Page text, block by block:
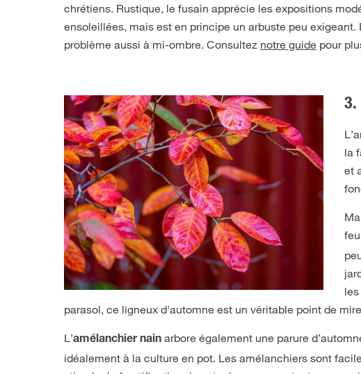
chrétiens. Rustique, le fusain apprécie les expositions
ensoleillées, mais est en principe un arbuste peu exigeant.
problème aussi à mi-ombre. Consultez notre guide pour
3.
la
et
parasol, ce ligneux d'automne est un véritable point de
L’amélanchier nain arbore également une parure
idéalement à la culture en pot. Les amélanchiers sont